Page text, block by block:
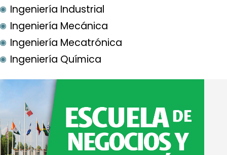
Ingeniería Industrial
Ingeniería Mecánica
Ingeniería Mecatrónica
Ingeniería Química